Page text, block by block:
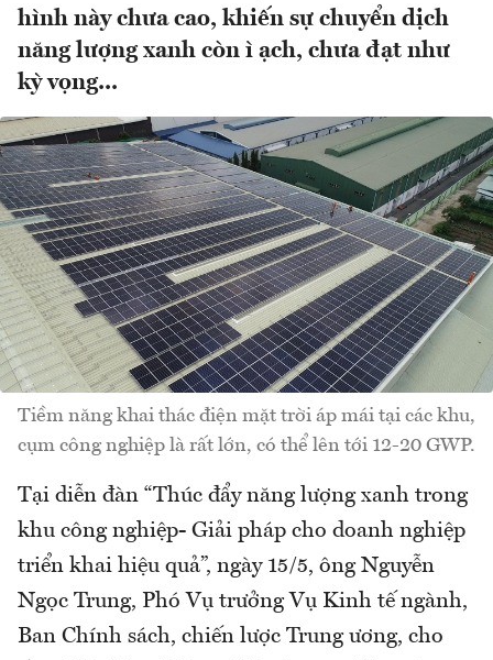
hình này chưa cao, khiến sự chuyển dịch
năng lượng xanh còn ì ạch, chưa đạt như
kỳ vọng...
Tiềm năng khai thác điện mặt trời áp mái tại các khu,
cụm công nghiệp là rất lớn, có thể lên tới 12-20 GWP.
Tại diễn đàn “Thúc đẩy năng lượng xanh trong
khu công nghiệp- Giải pháp cho doanh nghiệp
triển khai hiệu quả”, ngày 15/5, ông Nguyễn
Ngọc Trung, Phó Vụ trưởng Vụ Kinh tế ngành,
Ban Chính sách, chiến lược Trung ương, cho